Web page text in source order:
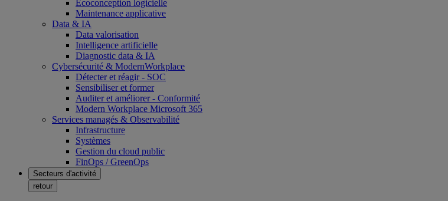
Écoconception logicielle
Maintenance applicative
Data & IA
Data valorisation
Intelligence artificielle
Diagnostic data & IA
Cybersécurité & ModernWorkplace
Détecter et réagir - SOC
Sensibiliser et former
Auditer et améliorer - Conformité
Modern Workplace Microsoft 365
Services managés & Observabilité
Infrastructure
Systèmes
Gestion du cloud public
FinOps / GreenOps
Secteurs d'activité
retour